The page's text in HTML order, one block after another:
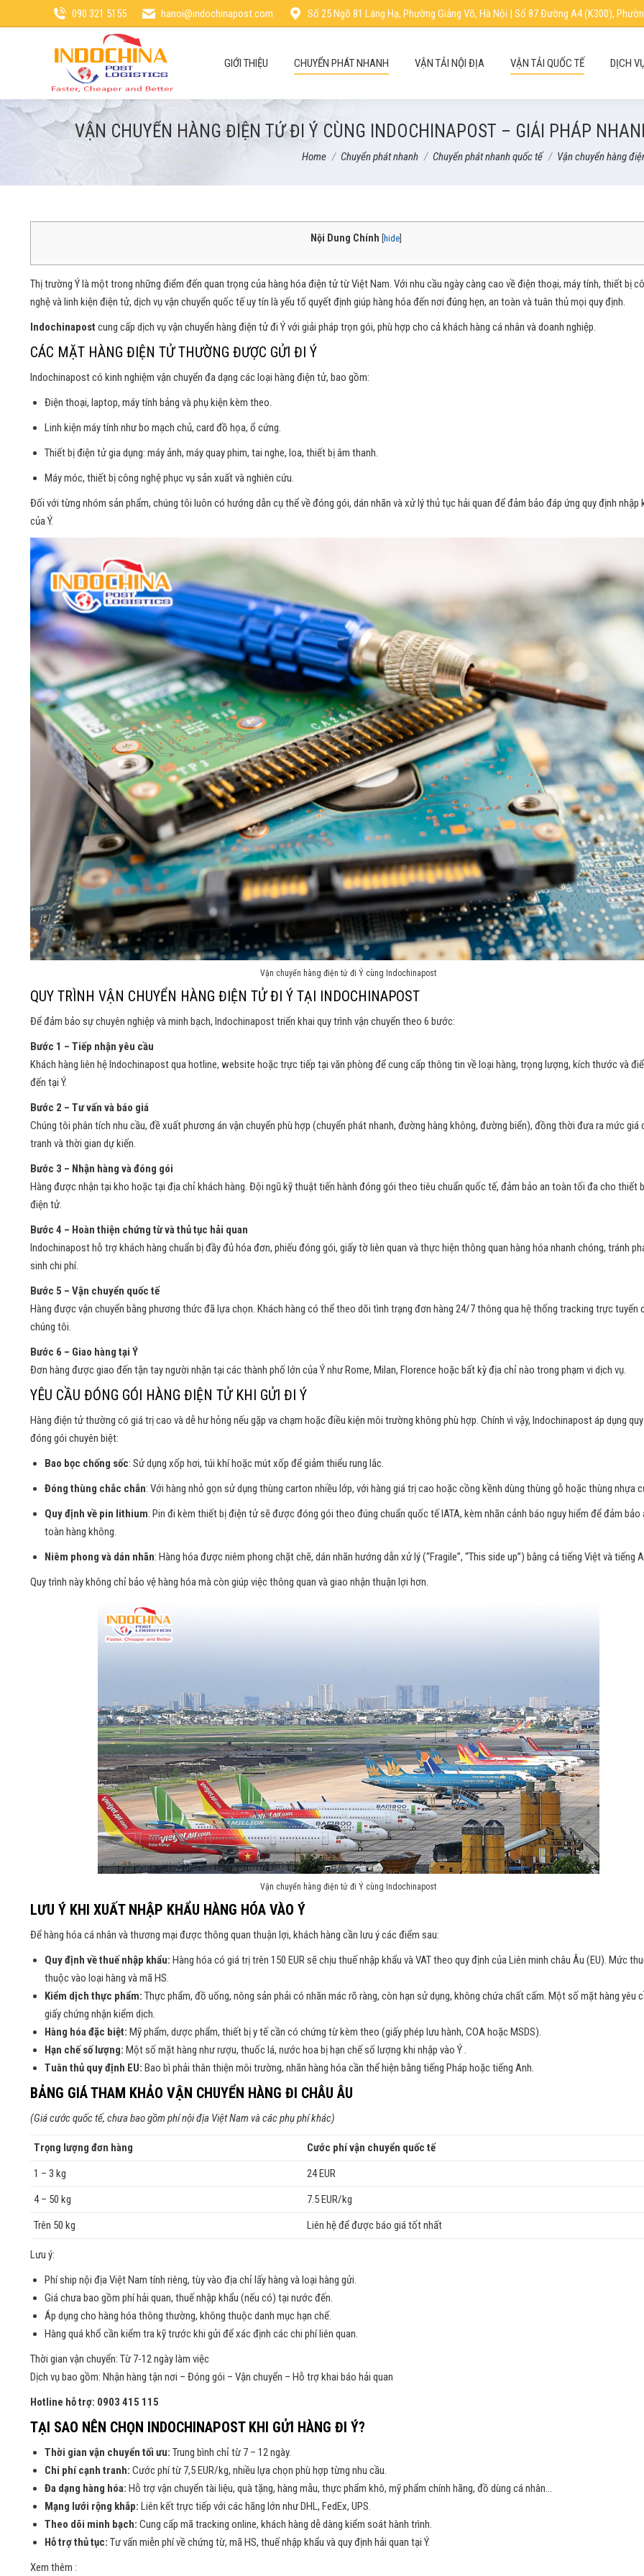
090 321 5155 hanoi@indochinapost.com Số 25 Ngõ 81 Láng Hạ, Phường Giảng Võ, Hà Nội | Số 87 Đường A4 (K300),
GIỚI THIỆU CHUYỂN PHÁT NHANH VẬN TẢI NỘI ĐỊA VẬN TẢI QUỐC TẾ DỊCH
VẬN CHUYỂN HÀNG ĐIỆN TỬ ĐI Ý CÙNG INDOCHINAPOST – GIẢI PHÁP
You are here:
Home Chuyển phát nhanh Chuyển phát nhanh quốc tế Vận chuyển hàng
Nội Dung Chính hide
Thị trường Ý là một trong những điểm đến quan trọng của hàng hóa điện tử từ Việt Nam. Với nhu cầu ngày càng cao về điện thoại, máy tính, thiết bị
nghệ và linh kiện điện tử, dịch vụ vận chuyển quốc tế uy tín là yếu tố quyết định giúp hàng hóa đến nơi đúng hẹn, an toàn và tuân thủ mọi quy định.
Indochinapost cung cấp dịch vụ vận chuyển hàng điện tử đi Ý với giải pháp trọn gói, phù hợp cho cả khách hàng cá nhân và doanh nghiệp.
CÁC MẶT HÀNG ĐIỆN TỬ THƯỜNG ĐƯỢC GỬI ĐI Ý
Indochinapost có kinh nghiệm vận chuyển đa dạng các loại hàng điện tử, bao gồm:
Điện thoại, laptop, máy tính bảng và phụ kiện kèm theo.
Linh kiện máy tính như bo mạch chủ, card đồ họa, ổ cứng.
Thiết bị điện tử gia dụng: máy ảnh, máy quay phim, tai nghe, loa, thiết bị âm thanh.
Máy móc, thiết bị công nghệ phục vụ sản xuất và nghiên cứu.
Đối với từng nhóm sản phẩm, chúng tôi luôn có hướng dẫn cụ thể về đóng gói, dán nhãn và xử lý thủ tục hải quan để đảm bảo đáp ứng quy định nhập
của Ý.
Vận chuyển hàng điện tử đi Ý cùng Indochinapost
QUY TRÌNH VẬN CHUYỂN HÀNG ĐIỆN TỬ ĐI Ý TẠI INDOCHINAPOST
Để đảm bảo sự chuyên nghiệp và minh bạch, Indochinapost triển khai quy trình vận chuyển theo 6 bước:
Bước 1 – Tiếp nhận yêu cầu
Khách hàng liên hệ Indochinapost qua hotline, website hoặc trực tiếp tại văn phòng để cung cấp thông tin về loại hàng, trọng lượng, kích thước và
đến tại Ý.
Bước 2 – Tư vấn và báo giá
Chúng tôi phân tích nhu cầu, đề xuất phương án vận chuyển phù hợp (chuyển phát nhanh, đường hàng không, đường biển), đồng thời đưa ra mức giá
tranh và thời gian dự kiến.
Bước 3 – Nhận hàng và đóng gói
Hàng được nhận tại kho hoặc tại địa chỉ khách hàng. Đội ngũ kỹ thuật tiến hành đóng gói theo tiêu chuẩn quốc tế, đảm bảo an toàn tối đa cho thiết
điện tử.
Bước 4 – Hoàn thiện chứng từ và thủ tục hải quan
Indochinapost hỗ trợ khách hàng chuẩn bị đầy đủ hóa đơn, phiếu đóng gói, giấy tờ liên quan và thực hiện thông quan hàng hóa nhanh chóng, tránh
sinh chi phí.
Bước 5 – Vận chuyển quốc tế
Hàng được vận chuyển bằng phương thức đã lựa chọn. Khách hàng có thể theo dõi tình trạng đơn hàng 24/7 thông qua hệ thống tracking trực tuyến
chúng tôi.
Bước 6 – Giao hàng tại Ý
Đơn hàng được giao đến tận tay người nhận tại các thành phố lớn của Ý như Rome, Milan, Florence hoặc bất kỳ địa chỉ nào trong phạm vi dịch vụ.
YÊU CẦU ĐÓNG GÓI HÀNG ĐIỆN TỬ KHI GỬI ĐI Ý
Hàng điện tử thường có giá trị cao và dễ hư hỏng nếu gặp va chạm hoặc điều kiện môi trường không phù hợp. Chính vì vậy, Indochinapost áp dụng
đóng gói chuyên biệt:
Bao bọc chống sốc: Sử dụng xốp hơi, túi khí hoặc mút xốp để giảm thiểu rung lắc.
Đóng thùng chắc chắn: Với hàng nhỏ gọn sử dụng thùng carton nhiều lớp, với hàng giá trị cao hoặc cồng kềnh dùng thùng gỗ hoặc thùng nhựa
Quy định về pin lithium: Pin đi kèm thiết bị điện tử sẽ được đóng gói theo đúng chuẩn quốc tế IATA, kèm nhãn cảnh báo nguy hiểm để đảm bảo
toàn hàng không.
Niêm phong và dán nhãn: Hàng hóa được niêm phong chặt chẽ, dán nhãn hướng dẫn xử lý (“Fragile”, “This side up”) bằng cả tiếng Việt và tiếng
Quy trình này không chỉ bảo vệ hàng hóa mà còn giúp việc thông quan và giao nhận thuận lợi hơn.
Vận chuyển hàng điện tử đi Ý cùng Indochinapost
LƯU Ý KHI XUẤT NHẬP KHẨU HÀNG HÓA VÀO Ý
Để hàng hóa cá nhân và thương mại được thông quan thuận lợi, khách hàng cần lưu ý các điểm sau:
Quy định về thuế nhập khẩu: Hàng hóa có giá trị trên 150 EUR sẽ chịu thuế nhập khẩu và VAT theo quy định của Liên minh châu Âu (EU). Mức
thuộc vào loại hàng và mã HS.
Kiểm dịch thực phẩm: Thực phẩm, đồ uống, nông sản phải có nhãn mác rõ ràng, còn hạn sử dụng, không chứa chất cấm. Một số mặt hàng yêu
giấy chứng nhận kiểm dịch.
Hàng hóa đặc biệt: Mỹ phẩm, dược phẩm, thiết bị y tế cần có chứng từ kèm theo (giấy phép lưu hành, COA hoặc MSDS).
Hạn chế số lượng: Một số mặt hàng như rượu, thuốc lá, nước hoa bị hạn chế số lượng khi nhập vào Ý .
Tuân thủ quy định EU: Bao bì phải thân thiện môi trường, nhãn hàng hóa cần thể hiện bằng tiếng Pháp hoặc tiếng Anh.
BẢNG GIÁ THAM KHẢO VẬN CHUYỂN HÀNG ĐI CHÂU ÂU
(Giá cước quốc tế, chưa bao gồm phí nội địa Việt Nam và các phụ phí khác)
Trọng lượng đơn hàng
Cước phí vận chuyển quốc tế
1 – 3 kg
24 EUR
4 – 50 kg
7.5 EUR/kg
Trên 50 kg
Liên hệ để được báo giá tốt nhất
Lưu ý:
Phí ship nội địa Việt Nam tính riêng, tùy vào địa chỉ lấy hàng và loại hàng gửi.
Giá chưa bao gồm phí hải quan, thuế nhập khẩu (nếu có) tại nước đến.
Áp dụng cho hàng hóa thông thường, không thuộc danh mục hạn chế.
Hàng quá khổ cần kiểm tra kỹ trước khi gửi để xác định các chi phí liên quan.
Thời gian vận chuyển: Từ 7-12 ngày làm việc
Dịch vụ bao gồm: Nhận hàng tận nơi – Đóng gói – Vận chuyển – Hỗ trợ khai báo hải quan
Hotline hỗ trợ: 0903 415 115
TẠI SAO NÊN CHỌN INDOCHINAPOST KHI GỬI HÀNG ĐI Ý?
Thời gian vận chuyển tối ưu: Trung bình chỉ từ 7 – 12 ngày.
Chi phí cạnh tranh: Cước phí từ 7,5 EUR/kg, nhiều lựa chọn phù hợp từng nhu cầu.
Đa dạng hàng hóa: Hỗ trợ vận chuyển tài liệu, quà tặng, hàng mẫu, thực phẩm khô, mỹ phẩm chính hãng, đồ dùng cá nhân…
Mạng lưới rộng khắp: Liên kết trực tiếp với các hãng lớn như DHL, FedEx, UPS.
Theo dõi minh bạch: Cung cấp mã tracking online, khách hàng dễ dàng kiểm soát hành trình.
Hỗ trợ thủ tục: Tư vấn miễn phí về chứng từ, mã HS, thuế nhập khẩu và quy định hải quan tại Ý.
Xem thêm :